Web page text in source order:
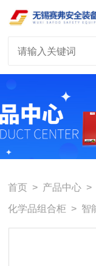
首页 > 产品中心
化学品组合柜 > 智